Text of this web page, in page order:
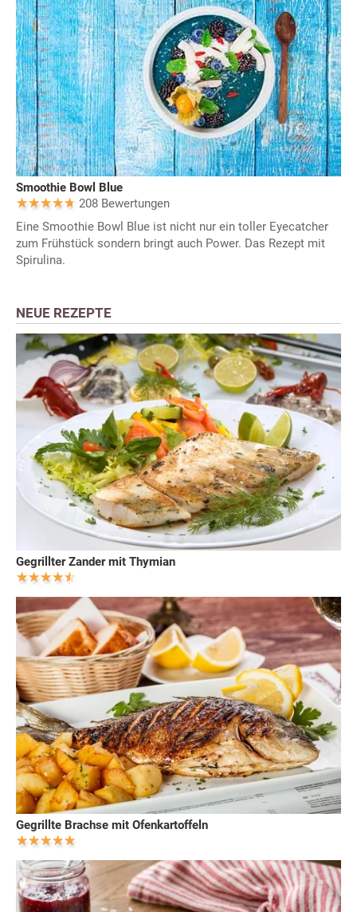
Smoothie Bowl Blue
208 Bewertungen
Eine Smoothie Bowl Blue ist nicht nur ein toller Eyecatcher
zum Frühstück sondern bringt auch Power. Das Rezept mit
Spirulina.
NEUE REZEPTE
Gegrillter Zander mit Thymian
Gegrillte Brachse mit Ofenkartoffeln